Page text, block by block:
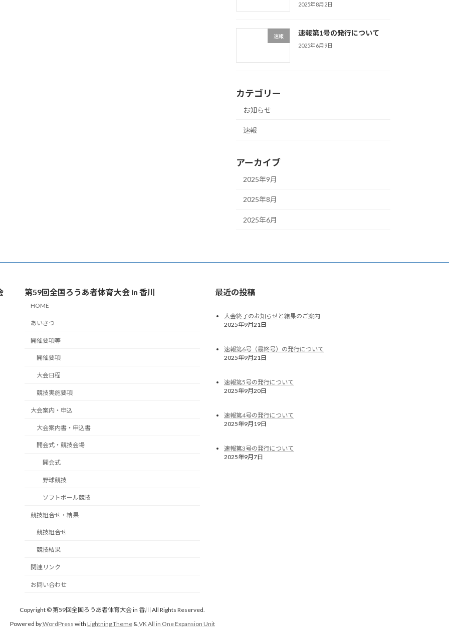
2025年8月2日
速報 速報第1号の発行について
2025年6月9日
カテゴリー
お知らせ
速報
アーカイブ
2025年9月
2025年8月
2025年6月
第59回全国ろうあ者体育大会 in 香川
HOME
あいさつ
開催要項等
開催要項
大会日程
競技実施要項
大会案内・申込
大会案内書・申込書
開会式・競技会場
開会式
野球競技
ソフトボール競技
競技組合せ・結果
競技組合せ
競技結果
関連リンク
お問い合わせ
最近の投稿
大会終了のお知らせと結果のご案内
2025年9月21日
速報第6号（最終号）の発行について
2025年9月21日
速報第5号の発行について
2025年9月20日
速報第4号の発行について
2025年9月19日
速報第3号の発行について
2025年9月7日
Copyright © 第59回全国ろうあ者体育大会 in 香川 All Rights Reserved.
Powered byWordPress with Lightning Theme&VK All in One Expansion Unit